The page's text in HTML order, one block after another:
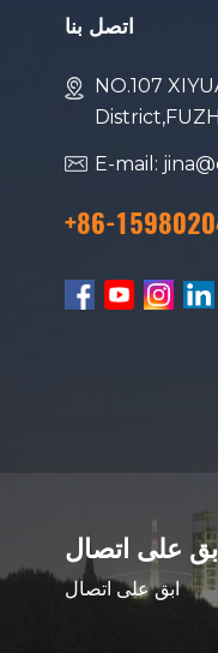
اتصل بنا
NO.107
E-mail:
+86-
على اتصال
ابق على اتصال